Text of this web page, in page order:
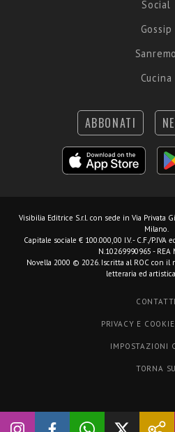
Social
Gossip
Sanremo
Cucina
ABBONATI
Visibilia Editrice S.r.l. con sede in Via Privata
Milano.
Capitale sociale € 100.000,00 I.V. - C.F./P.IVA
N.10269990965 - REA
Novella 2000 © 2026. Iscritta al ROC con
letteraria ed
CONTATTI
PRIVACY E
IMPOSTAZIONI
TORNA SU